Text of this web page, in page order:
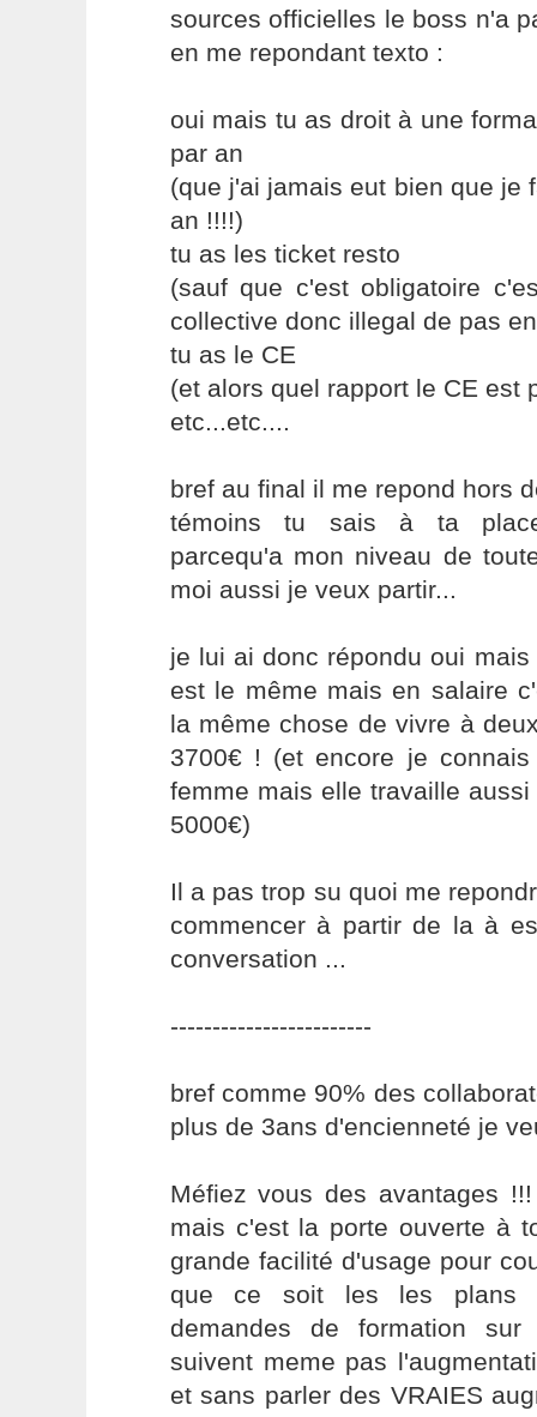
sources officielles le boss n'a
en me repondant texto :
oui mais tu as droit à une
par an
(que j'ai jamais eut bien que je
an !!!!)
tu as les ticket resto
(sauf que c'est obligatoire
collective donc illegal de pas
tu as le CE
(et alors quel rapport le CE est
etc...etc....
bref au final il me repond hors
témoins tu sais à ta
parcequ'a mon niveau de
moi aussi je veux partir...
je lui ai donc répondu oui
est le même mais en salaire
la même chose de vivre à
3700€ ! (et encore je
femme mais elle travaille
5000€)
Il a pas trop su quoi me
commencer à partir de la à
conversation ...
------------------------
bref comme 90% des
plus de 3ans d'encienneté je
Méfiez vous des avantages
mais c'est la porte ouverte à
grande facilité d'usage pour
que ce soit les les plans
demandes de formation
suivent meme pas
et sans parler des VRAIES